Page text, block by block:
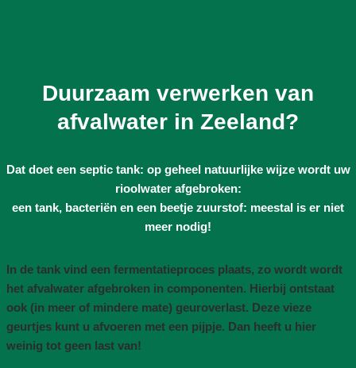
Duurzaam verwerken van
afvalwater in Zeeland?
Dat doet een septic tank: op geheel natuurlijke wijze wordt uw
rioolwater afgebroken:
een tank, bacteriën en een beetje zuurstof: meestal is er niet
meer nodig!
In de tank vind een fermentatieproces plaats, zo wordt wordt
het afvalwater afgebroken in componenten. Hierbij ontstaat
ook (in meer of mindere mate) geuroverlast. Deze vieze
geurtjes kunt u afvoeren met een pijpje. Dan heeft u hier
weinig tot geen last van!